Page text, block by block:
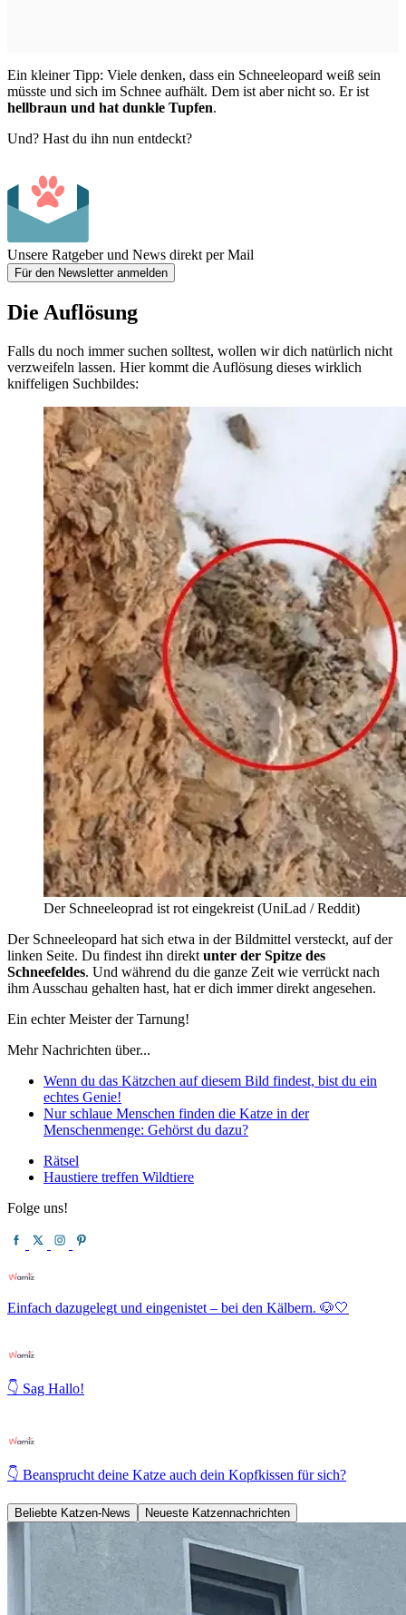
Ein kleiner Tipp: Viele denken, dass ein Schneeleopard weiß sein
müsste und sich im Schnee aufhält. Dem ist aber nicht so. Er ist
hellbraun und hat dunkle Tupfen.
Und? Hast du ihn nun entdeckt?
Unsere Ratgeber und News direkt per Mail
Für den Newsletter anmelden
Die Auflösung
Falls du noch immer suchen solltest, wollen wir dich natürlich nicht
verzweifeln lassen. Hier kommt die Auflösung dieses wirklich
kniffeligen Suchbildes:
Der Schneeleoprad ist rot eingekreist (UniLad / Reddit)
Der Schneeleopard hat sich etwa in der Bildmittel versteckt, auf der
linken Seite. Du findest ihn direkt unter der Spitze des
Schneefeldes. Und während du die ganze Zeit wie verrückt nach
ihm Ausschau gehalten hast, hat er dich immer direkt angesehen.
Ein echter Meister der Tarnung!
Mehr Nachrichten über...
Wenn du das Kätzchen auf diesem Bild findest, bist du ein
echtes Genie!
Nur schlaue Menschen finden die Katze in der
Menschenmenge: Gehörst du dazu?
Rätsel
Haustiere treffen Wildtiere
Folge uns!
Einfach dazugelegt und eingenistet – bei den Kälbern. 🐶🤍
👇 Sag Hallo!
👇 Beansprucht deine Katze auch dein Kopfkissen für sich?
Beliebte Katzen-News Neueste Katzennachrichten